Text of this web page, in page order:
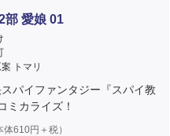
部 愛娘 01
トマリ
パイファンタジー『スパイ教
ミカライズ！
体610円＋税）